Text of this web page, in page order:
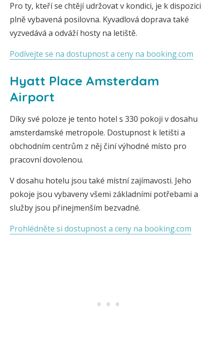
Pro ty, kteří se chtějí udržovat v kondici, je k dispozici
plně vybavená posilovna. Kyvadlová doprava také
vyzvedává a odváží hosty na letiště.
Podívejte se na dostupnost a ceny na booking.com
Hyatt Place Amsterdam
Airport
Díky své poloze je tento hotel s 330 pokoji v dosahu
amsterdamské metropole. Dostupnost k letišti a
obchodním centrům z něj činí výhodné místo pro
pracovní dovolenou.
V dosahu hotelu jsou také místní zajímavosti. Jeho
pokoje jsou vybaveny všemi základními potřebami a
služby jsou přinejmenším bezvadné.
Prohlédněte si dostupnost a ceny na booking.com